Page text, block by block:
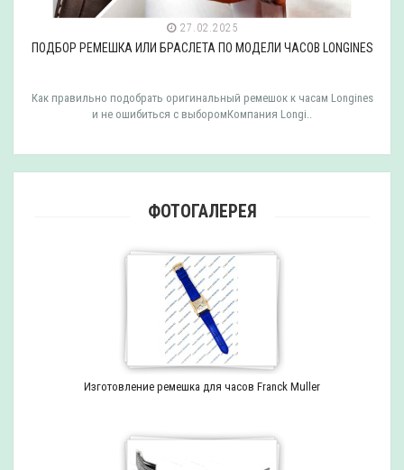
27.02.2025
ПОДБОР РЕМЕШКА ИЛИ БРАСЛЕТА ПО МОДЕЛИ ЧАСОВ LONGINES
Как правильно подобрать оригинальный ремешок к часам Longines
и не ошибиться с выборомКомпания Longi..
ФОТОГАЛЕРЕЯ
Изготовление ремешка для часов Franck Muller